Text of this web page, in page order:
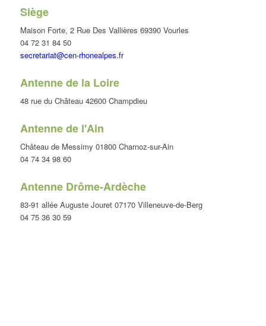
Siège
Maison Forte, 2 Rue Des Vallières 69390 Vourles
04 72 31 84 50
secretariat@cen-rhonealpes.fr
Antenne de la Loire
48 rue du Château 42600 Champdieu
Antenne de l'Ain
Château de Messimy 01800 Charnoz-sur-Ain
04 74 34 98 60
Antenne Drôme-Ardèche
83-91 allée Auguste Jouret 07170 Villeneuve-de-Berg
04 75 36 30 59